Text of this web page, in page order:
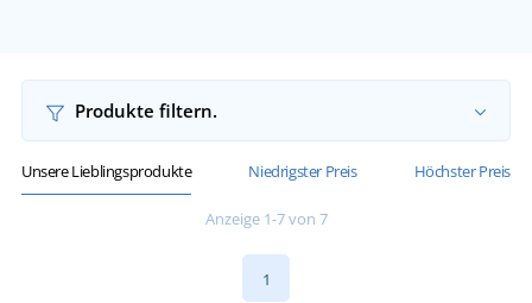
Produkte filtern.
Unsere Lieblingsprodukte Niedrigster Preis Höchster Preis
Anzeige 1-7 von 7
1